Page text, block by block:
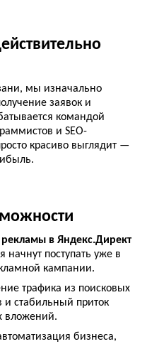
мы изначально
заявок и
командой
и SEO-
красиво выглядит —
в Яндекс.Директ
поступать уже в
кампании.
трафика из поисковых
и стабильный приток
вложений.
бизнеса,